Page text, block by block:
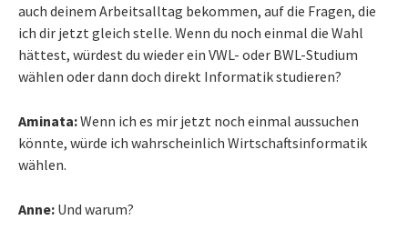
auch deinem Arbeitsalltag bekommen, auf die Fragen, die
ich dir jetzt gleich stelle. Wenn du noch einmal die Wahl
hättest, würdest du wieder ein VWL- oder BWL-Studium
wählen oder dann doch direkt Informatik studieren?
Aminata:Wenn ich es mir jetzt noch einmal aussuchen
könnte, würde ich wahrscheinlich Wirtschaftsinformatik
wählen.
Anne: Und warum?